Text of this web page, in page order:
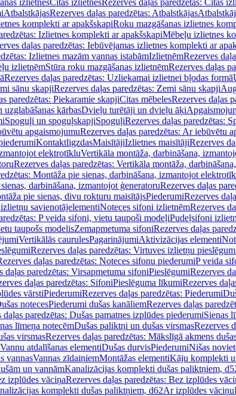
izlietnesCitas izlietnesRezerves daļas paredzētas: Citas
AtbalstkājasRezerves daļas paredzētas: Atbalstkājas
komplekti ar apakšskapiRoku mazgāšanas izlietnes
Izlietnes komplekti ar apakšskapiMēbeļu izlietnes
daļas paredzētas: Iebūvējamas izlietnes komplekti ar
Izlietnes mazām vannas istabāmIzlietnēmRezerves
izlietnēmStūra roku mazgāšanas izlietnēmRezerves daļas
Rezerves daļas paredzētas: Uzliekamai izlietnei bļodas formā
sānu skapjiRezerves daļas paredzētas: Zemi sānu skapji
paredzētas: Piekaramie skapjiCitas mēbelesRezerves daļas
kārbasDvieļu turētāji un dvieļu āķi
Spoguļi un spoguļskapjiSpoguļiRezerves daļas paredzētas:
apgaismojumuRezerves daļas paredzētas: Ar iebūvētu
KontaktligzdasMaisītājiIzlietnes maisītājiRezerves
elektrotīkluVertikāla montāža, darbināšana,
Rezerves daļas paredzētas: Vertikāla montāža,
Montāža pie sienas, darbināšana, izmantojot
darbināšana, izmantojot ģeneratoruRezerves daļas
pie sienas, divu rokturu maisītājsPiederumiRezerves
savienotājelementiNoteces sifoni izlietnēmRezerves
P veida sifoni, vietu taupoši modeļiPudeļsifoni
taupošs modelisZemapmetuma sifoniRezerves daļas
Vertikālās caurulesPagarinājumiAktivizācijas elementi
Rezerves daļas paredzētas: Virtuves izlietņu
daļas paredzētas: Noteces sifonu piederumiP veida
daļas paredzētas: Virsapmetuma sifoniPieslēgumiRezerves
daļas paredzētas: SifoniPieslēguma līkumiRezerves
vārstiPiederumiRezerves daļas paredzētas: Piederumi
notecesPiederumi dušas kanāliemRezerves daļas
daļas paredzētas: Dušas pamatnes izplūdes piederumiSienas
līmeņa notecēmDušas paliktņi un dušas virsmasRezerves
virsmasRezerves daļas paredzētas: Mākslīgā akmens
Vannu atdalīšanas elementiDušas durvisPiederumiNišas
vannasVannas zīdaiņiemMontāžas elementiKāju komplekti
un vannāmKanalizācijas komplekti dušas paliktņiem,
izplūdes vāciņaRezerves daļas paredzētas: Bez izplūdes
komplekti dušas paliktņiem, d62Ar izplūdes vāciņu